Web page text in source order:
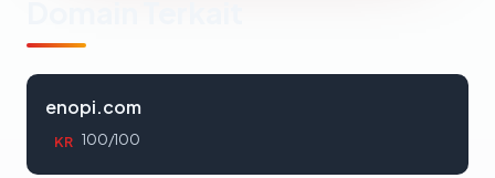
enopi.com
KR 100/100